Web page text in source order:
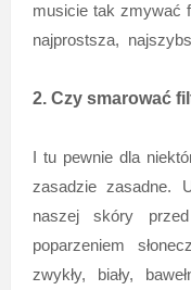
musicie tak zmywać
najprostsza,
2. Czy smarować
I tu pewnie dla
zasadzie zasadne.
naszej skóry
poparzeniem
zwykły, biały,